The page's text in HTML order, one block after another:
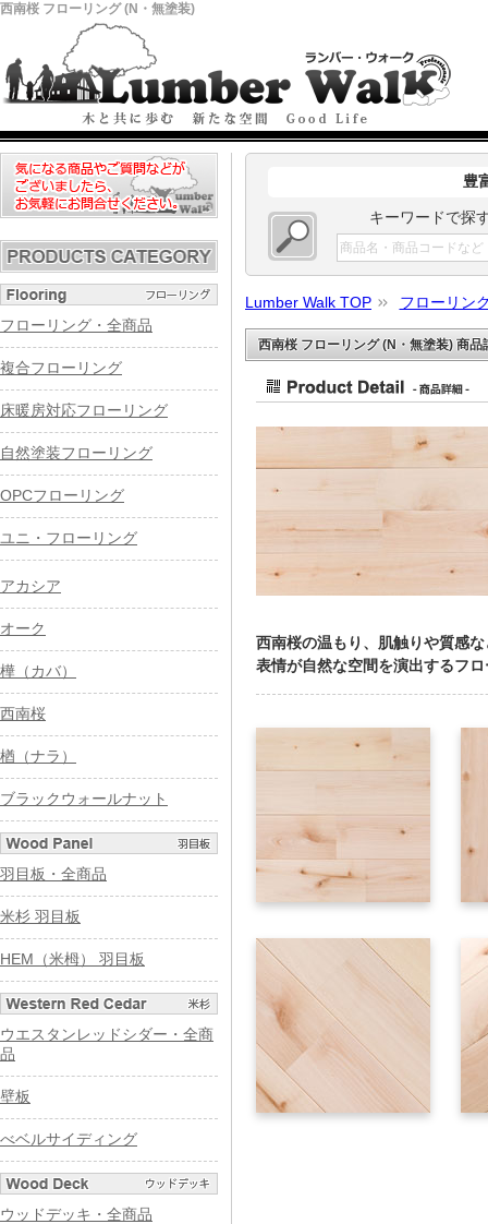
西南桜 フローリング (N・無塗装)
豊
キーワードで探
Lumber Walk TOP フローリン
西南桜 フローリング (N・無塗装) 商品
西南桜の温もり、肌触りや質感
表情が自然な空間を演出するフ
フローリング・全商品
複合フローリング
床暖房対応フローリング
自然塗装フローリング
OPCフローリング
ユニ・フローリング
アカシア
オーク
樺（カバ）
西南桜
楢（ナラ）
ブラックウォールナット
羽目板・全商品
米杉 羽目板
HEM（米栂） 羽目板
ウエスタンレッドシダー・全商
品
壁板
べベルサイディング
ウッドデッキ・全商品